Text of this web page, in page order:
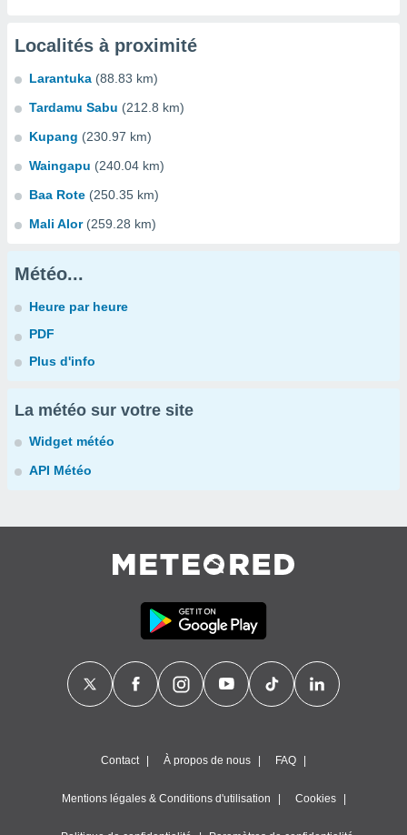
Localités à proximité
Larantuka (88.83 km)
Tardamu Sabu (212.8 km)
Kupang (230.97 km)
Waingapu (240.04 km)
Baa Rote (250.35 km)
Mali Alor (259.28 km)
Météo...
Heure par heure
PDF
Plus d'info
La météo sur votre site
Widget météo
API Météo
Contact À propos de nous FAQ
Mentions légales & Conditions d'utilisation Cookies